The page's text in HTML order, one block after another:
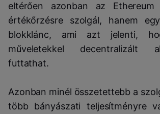
eltérően azonban az
értékőrzésre szolgál, hanem
blokklánc, ami azt jelenti,
műveletekkel decentralizált
futtathat.
Azonban minél összetettebb a
több bányászati ​​teljesítményre